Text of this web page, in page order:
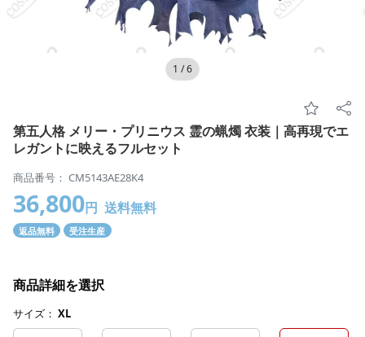
1 /6
第五人格 メリー・プリニウス 霊の蝋燭 衣装｜高再現でエ
レガントに映えるフルセット
商品番号： CM5143AE28K4
36,800円 送料無料
返品無料 受注生産
商品詳細を選択
サイズ： XL